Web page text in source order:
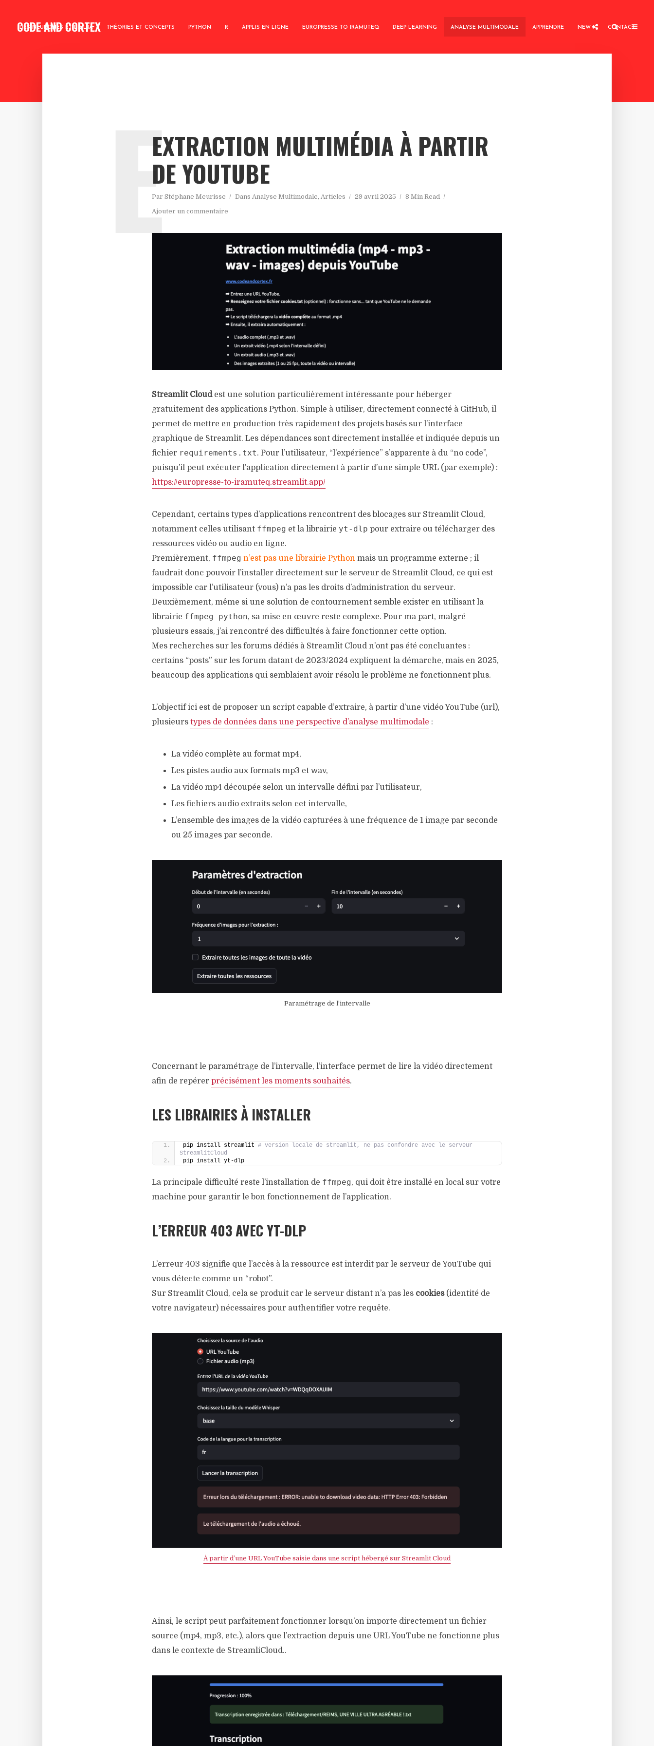
CODE AND CORTEX
DES NEURONES ET DE L’IA THÉORIES ET CONCEPTS PYTHON R APPLIS EN LIGNE EUROPRESSE TO IRAMUTEQ DEEP LEARNING ANALYSE MULTIMODALE APPRENDRE NEW ! CONTACT
EXTRACTION MULTIMÉDIA À PARTIR
DE YOUTUBE
Par Stéphane Meurisse Dans Analyse Multimodale, Articles 29 avril 2025
8 Min Read
Ajouter un commentaire
E
Streamlit Cloudest une solution particulièrement intéressante pour héberger
gratuitement des applications Python. Simple à utiliser, directement connecté à GitHub, il
permet de mettre en production très rapidement des projets basés sur l’interface
graphique de Streamlit. Les dépendances sont directement installée et indiquée depuis un
fichier requirements.txt. Pour l’utilisateur, “l’expérience” s’apparente à du “no code”,
puisqu’il peut exécuter l’application directement à partir d’une simple URL (par exemple) :
https://europresse-to-iramuteq.streamlit.app/
Cependant, certains types d’applications rencontrent des blocages sur Streamlit Cloud,
notamment celles utilisant ffmpeg et la librairie yt-dlp pour extraire ou télécharger des
ressources vidéo ou audio en ligne.
Premièrement, ffmpeg n’est pas une librairie Python mais un programme externe ; il
faudrait donc pouvoir l’installer directement sur le serveur de Streamlit Cloud, ce qui est
impossible car l’utilisateur (vous) n’a pas les droits d’administration du serveur.
Deuxièmement, même si une solution de contournement semble exister en utilisant la
librairie ffmpeg-python, sa mise en œuvre reste complexe. Pour ma part, malgré
plusieurs essais, j’ai rencontré des difficultés à faire fonctionner cette option.
Mes recherches sur les forums dédiés à Streamlit Cloud n’ont pas été concluantes :
certains “posts” sur les forum datant de 2023/2024 expliquent la démarche, mais en 2025,
beaucoup des applications qui semblaient avoir résolu le problème ne fonctionnent plus.
L’objectif ici est de proposer un script capable d’extraire, à partir d’une vidéo YouTube (url),
plusieurs types de données dans une perspective d’analyse multimodale :
La vidéo complète au format mp4,
Les pistes audio aux formats mp3 et wav,
La vidéo mp4 découpée selon un intervalle défini par l’utilisateur,
Les fichiers audio extraits selon cet intervalle,
L’ensemble des images de la vidéo capturées à une fréquence de 1 image par seconde
ou 25 images par seconde.
Paramétrage de l’intervalle
Concernant le paramétrage de l’intervalle, l’interface permet de lire la vidéo directement
afin de repérer précisément les moments souhaités.
LES LIBRAIRIES À INSTALLER
pip install streamlit # version locale de streamlit, ne pas confondre avec le serveur
StreamlitCloud
pip install yt-dlp
La principale difficulté reste l’installation de ffmpeg, qui doit être installé en local sur votre
machine pour garantir le bon fonctionnement de l’application.
L’ERREUR 403 AVEC YT-DLP
L’erreur 403 signifie que l’accès à la ressource est interdit par le serveur de YouTube qui
vous détecte comme un “robot”.
Sur Streamlit Cloud, cela se produit car le serveur distant n’a pas les cookies(identité de
votre navigateur) nécessaires pour authentifier votre requête.
À partir d’une URL YouTube saisie dans une script hébergé sur Streamlit Cloud
Ainsi, le script peut parfaitement fonctionner lorsqu’on importe directement un fichier
source (mp4, mp3, etc.), alors que l’extraction depuis une URL YouTube ne fonctionne plus
dans le contexte de StreamliCloud..